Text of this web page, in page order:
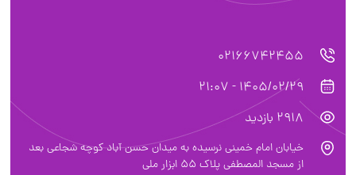
02166742455
1405/02/29 - 21:07
2918 بازدید
خیابان امام خمینی نرسیده به میدان حسن آباد کوچه شجاعی بعد
از مسجد المصطفی پلاک ۵۵ ابزار ملی